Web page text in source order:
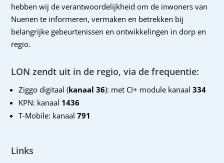
hebben wij de verantwoordelijkheid om de inwoners van
Nuenen te informeren, vermaken en betrekken bij
belangrijke gebeurtenissen en ontwikkelingen in dorp en
regio.
LON zendt uit in de regio, via de frequentie:
Ziggo digitaal (kanaal 36): met CI+ module kanaal 334
KPN: kanaal 1436
T-Mobile: kanaal791
Links